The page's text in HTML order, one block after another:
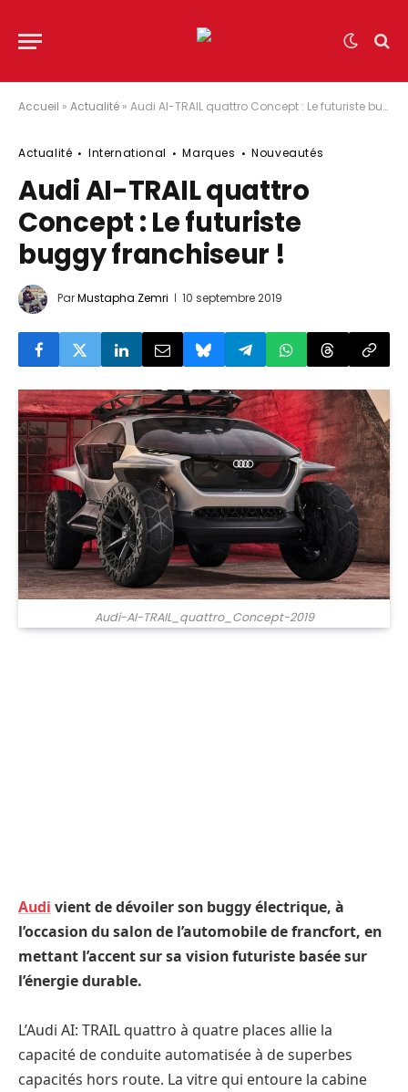
Accueil » Actualité » Audi AI-TRAIL quattro Concept : Le futuriste buggy franchiseur !
Actualité International Marques Nouveautés
Audi AI-TRAIL quattro
Concept : Le futuriste
buggy franchiseur !
ParMustapha Zemri 10 septembre 2019
Audi-AI-TRAIL_quattro_Concept-2019
Audi vient de dévoiler son buggy électrique, à
l’occasion du salon de l’automobile de francfort, en
mettant l’accent sur sa vision futuriste basée sur
l’énergie durable.
L’Audi AI: TRAIL quattro à quatre places allie la
capacité de conduite automatisée à de superbes
capacités hors route. La vitre qui entoure la cabine